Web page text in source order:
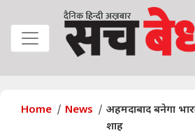
Home News
अहमदाबाद बनेगा
शाह